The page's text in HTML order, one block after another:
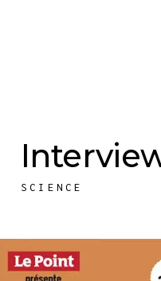
SCIENCE